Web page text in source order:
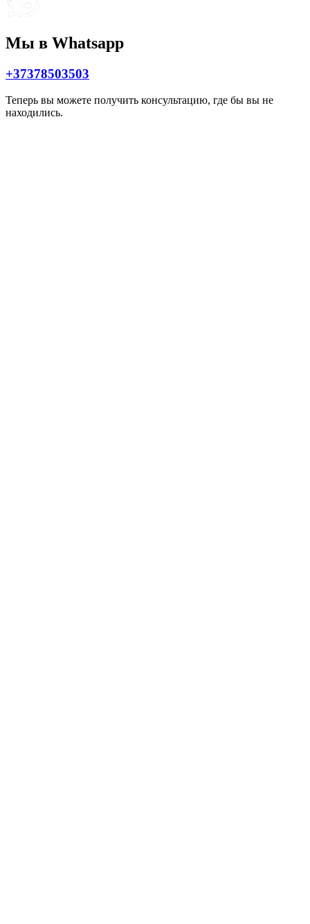
Мы в Whatsapp
+37378503503
Теперь вы можете получить консультацию, где бы вы не
находились.